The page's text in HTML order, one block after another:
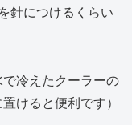
針につけるくらい
冷えたクーラーの
けると便利です）